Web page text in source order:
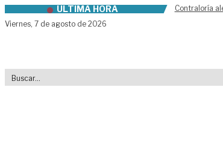
Skip to contentÚLTIMA HORA
Contraloría
Viernes, 7 de agosto de 2026